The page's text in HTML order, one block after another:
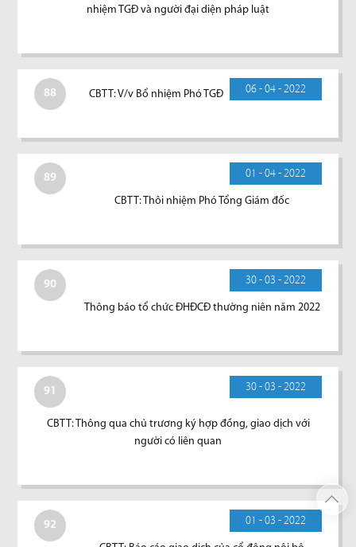
nhiệm TGĐ và người đại diện pháp luật
88 06 - 04 - 2022
CBTT: V/v Bổ nhiệm Phó TGĐ
89 01 - 04 - 2022
CBTT: Thôi nhiệm Phó Tổng Giám đốc
90 30 - 03 - 2022
Thông báo tổ chức ĐHĐCĐ thường niên năm 2022
91 30 - 03 - 2022
CBTT: Thông qua chủ trương ký hợp đồng, giao dịch với
người có liên quan
92 01 - 03 - 2022